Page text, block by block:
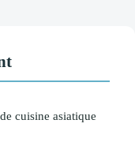
cuisine asiatique